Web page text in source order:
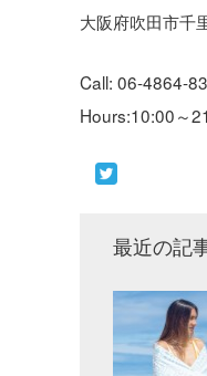
大阪府吹田市千
‪Call: 06-4864-
Hours:10:00～
最近の記